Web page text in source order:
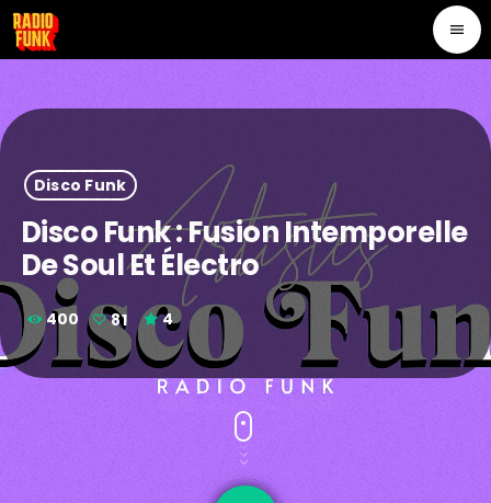
menu
Disco Funk
Disco Funk : Fusion Intemporelle
De Soul Et Électro
400 81 4